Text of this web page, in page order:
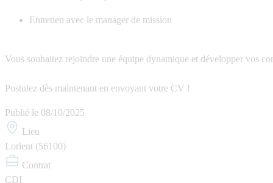
Entretien avec le manager de mission
Vous souhaitez rejoindre une équipe dynamique et développer vos
Postulez dès maintenant en envoyant votre CV !
Publié le 08/10/2025
Lieu
Lorient (56100)
Contrat
CDI